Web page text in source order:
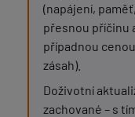
(napájení,
přesnou příčinu
případnou
zásah).
Doživotní
zachované – s